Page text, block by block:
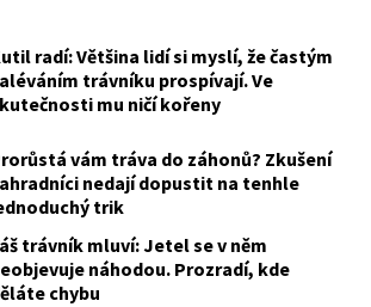
radí: Většina lidí si myslí, že častým
trávníku prospívají. Ve
mu ničí kořeny
vám tráva do záhonů? Zkušení
nedají dopustit na tenhle
trik
trávník mluví: Jetel se v něm
náhodou. Prozradí, kde
chybu